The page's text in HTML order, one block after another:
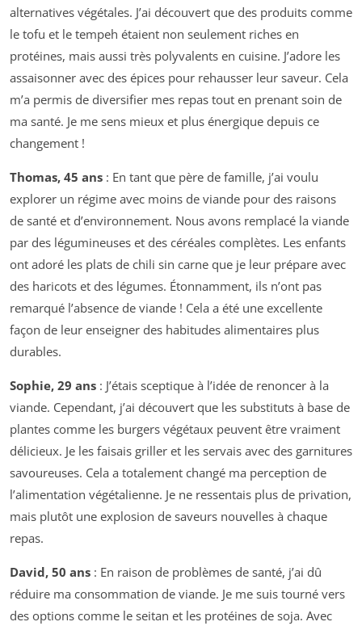
alternatives végétales. J’ai découvert que des produits comme
le tofu et le tempeh étaient non seulement riches en
protéines, mais aussi très polyvalents en cuisine. J’adore les
assaisonner avec des épices pour rehausser leur saveur. Cela
m’a permis de diversifier mes repas tout en prenant soin de
ma santé. Je me sens mieux et plus énergique depuis ce
changement !
Thomas, 45 ans : En tant que père de famille, j’ai voulu
explorer un régime avec moins de viande pour des raisons
de santé et d’environnement. Nous avons remplacé la viande
par des légumineuses et des céréales complètes. Les enfants
ont adoré les plats de chili sin carne que je leur prépare avec
des haricots et des légumes. Étonnamment, ils n’ont pas
remarqué l’absence de viande ! Cela a été une excellente
façon de leur enseigner des habitudes alimentaires plus
durables.
Sophie, 29 ans : J’étais sceptique à l’idée de renoncer à la
viande. Cependant, j’ai découvert que les substituts à base de
plantes comme les burgers végétaux peuvent être vraiment
délicieux. Je les faisais griller et les servais avec des garnitures
savoureuses. Cela a totalement changé ma perception de
l’alimentation végétalienne. Je ne ressentais plus de privation,
mais plutôt une explosion de saveurs nouvelles à chaque
repas.
David, 50 ans : En raison de problèmes de santé, j’ai dû
réduire ma consommation de viande. Je me suis tourné vers
des options comme le seitan et les protéines de soja. Avec